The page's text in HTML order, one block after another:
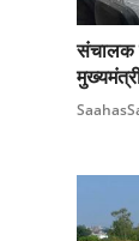
संचालक